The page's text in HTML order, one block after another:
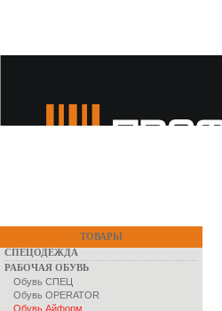
ТОВАРЫ
СПЕЦОДЕЖДА
РАБОЧАЯ ОБУВЬ
Обувь СПЕЦ
Обувь OPERATOR
Обувь Айформ